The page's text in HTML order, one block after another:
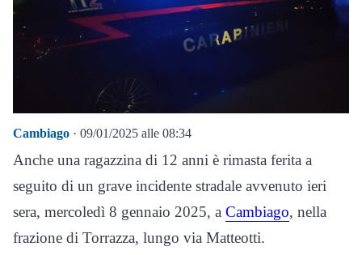
Cambiago · 09/01/2025 alle 08:34
Anche una ragazzina di 12 anni è rimasta ferita a
seguito di un grave incidente stradale avvenuto ieri
sera, mercoledì 8 gennaio 2025, a Cambiago, nella
frazione di Torrazza, lungo via Matteotti.